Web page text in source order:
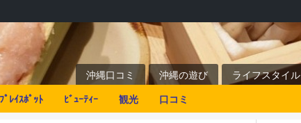
沖縄口コミ 沖縄の遊び ライフスタイル
ﾌﾟﾚｲｽﾎﾟｯﾄ ﾋﾞｭｰﾃｨｰ 観光 口コミ